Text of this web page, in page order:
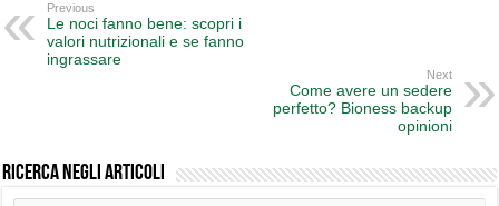
Previous
Le noci fanno bene: scopri i
valori nutrizionali e se fanno
ingrassare
Next
Come avere un sedere
perfetto? Bioness backup
opinioni
Ricerca negli articoli